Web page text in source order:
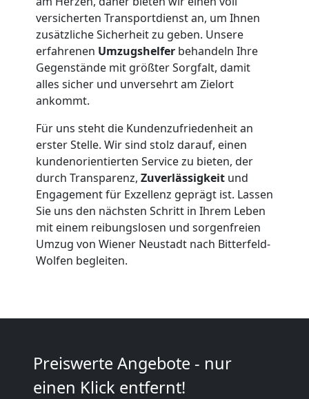
versicherten Transportdienst an, um Ihnen
zusätzliche Sicherheit zu geben. Unsere
erfahrenen Umzugshelfer behandeln Ihre
Gegenstände mit größter Sorgfalt, damit
alles sicher und unversehrt am Zielort
ankommt.
Für uns steht die Kundenzufriedenheit an
erster Stelle. Wir sind stolz darauf, einen
kundenorientierten Service zu bieten, der
durch Transparenz, Zuverlässigkeit und
Engagement für Exzellenz geprägt ist. Lassen
Sie uns den nächsten Schritt in Ihrem Leben
mit einem reibungslosen und sorgenfreien
Umzug von Wiener Neustadt nach Bitterfeld-
Wolfen begleiten.
Preiswerte Angebote - nur
einen Klick entfernt!
Neustadt
Möbelmontage
Wiener
Neustadt
Möbeltransport
Wiener
Neustadt
Neustadt